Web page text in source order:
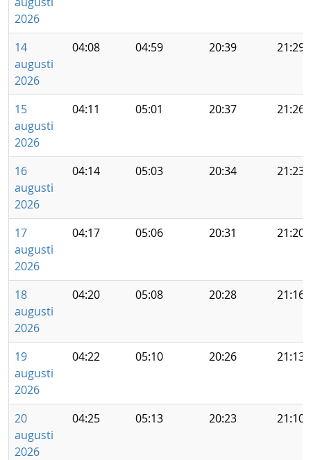
2026
14
augusti
2026
04:08 04:59 20:39 21:29
15
augusti
2026
04:11 05:01 20:37 21:26
16
augusti
2026
04:14 05:03 20:34 21:23
17
augusti
2026
04:17 05:06 20:31 21:20
18
augusti
2026
04:20 05:08 20:28 21:16
19
augusti
2026
04:22 05:10 20:26 21:13
20
augusti
2026
04:25 05:13 20:23 21:10